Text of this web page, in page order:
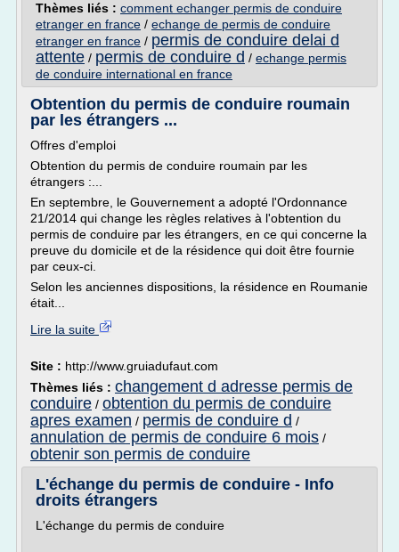
Thèmes liés : comment echanger permis de conduire
etranger en france / echange de permis de conduire
etranger en france / permis de conduire delai d
attente / permis de conduire d / echange permis
de conduire international en france
Obtention du permis de conduire roumain
par les étrangers ...
Offres d'emploi
Obtention du permis de conduire roumain par les
étrangers :...
En septembre, le Gouvernement a adopté l'Ordonnance
21/2014 qui change les règles relatives à l'obtention du
permis de conduire par les étrangers, en ce qui concerne la
preuve du domicile et de la résidence qui doit être fournie
par ceux-ci.
Selon les anciennes dispositions, la résidence en Roumanie
était...
Lire la suite
Site : http://www.gruiadufaut.com
Thèmes liés : changement d adresse permis de
conduire / obtention du permis de conduire
apres examen / permis de conduire d /
annulation de permis de conduire 6 mois /
obtenir son permis de conduire
L'échange du permis de conduire - Info
droits étrangers
L'échange du permis de conduire